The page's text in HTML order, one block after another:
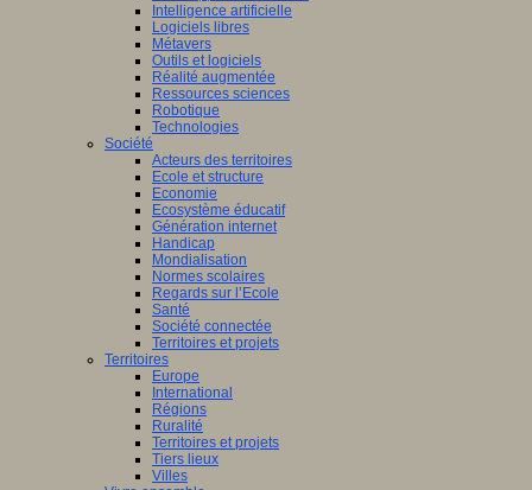
Intelligence artificielle
Logiciels libres
Métavers
Outils et logiciels
Réalité augmentée
Ressources sciences
Robotique
Technologies
Société
Acteurs des territoires
Ecole et structure
Economie
Ecosystème éducatif
Génération internet
Handicap
Mondialisation
Normes scolaires
Regards sur l’Ecole
Santé
Société connectée
Territoires et projets
Territoires
Europe
International
Régions
Ruralité
Territoires et projets
Tiers lieux
Villes